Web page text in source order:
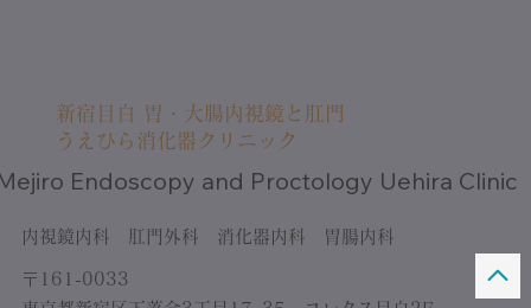
新宿目白 胃・大腸内視鏡と肛門
うえひら消化器クリニック
Endoscopy and Proctology Uehira Clinic
内視鏡内科 肛門外科 消化器内科 胃腸内科
〒161-0033